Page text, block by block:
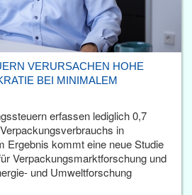
VERURSACHEN HOHE
BEI MINIMALEM
erfassen lediglich 0,7
in
Ergebnis kommt eine neue Studie
Verpackungsmarktforschung und
und Umweltforschung